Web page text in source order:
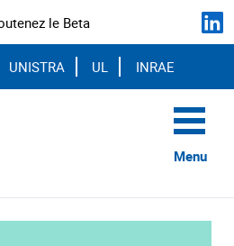
le Beta
UNISTRA UL INRAE
Menu